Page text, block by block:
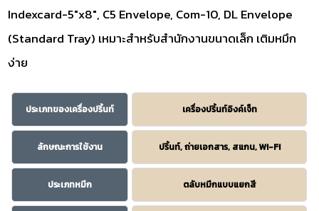
Indexcard-5″x8″, C5 Envelope, Com-10, DL Envelope
(Standard Tray) เหมาะสำหรับสำนักงานขนาดเล็ก เติมหมึก
ง่าย
ประเภทของเครื่องปริ้นท์ เครื่องปริ้นท์อิงค์เจ็ท
ลักษณะการใช้งาน ปริ้นท์, ถ่ายเอกสาร, สแกน, Wi-Fi
ประเภทหมึก ตลับหมึกแบบแยกสี